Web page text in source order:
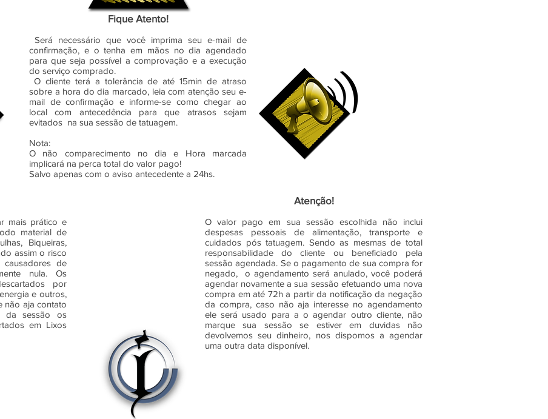
Fique Atento!
Será necessário que você imprima seu e-mail de
confirmação, e o tenha em mãos no dia agendado
para que seja possível a comprovação e a execução
do serviço comprado.
O cliente terá a tolerância de até 15min de atraso
sobre a hora do dia marcado, leia com atenção seu e-
mail de confirmação e informe-se como chegar ao
local com antecedência para que atrasos sejam
evitados na sua sessão de tatuagem.
Nota:
O não comparecimento no dia e Hora marcada
implicará na perca total do valor pago!
Salvo apenas com o aviso antecedente a 24hs.
mais prático e
material de
Biqueiras,
assim o risco
de
nula. Os
por
e outros,
não aja contato
da sessão os
em Lixos
Atenção!
O valor pago em sua sessão escolhida não inclui
despesas pessoais de alimentação, transporte e
cuidados pós tatuagem. Sendo as mesmas de total
responsabilidade do cliente ou beneficiado pela
sessão agendada. Se o pagamento de sua compra for
negado, o agendamento será anulado, você poderá
agendar novamente a sua sessão efetuando uma nova
compra em até 72h a partir da notificação da negação
da compra, caso não aja interesse no agendamento
ele será usado para a o agendar outro cliente, não
marque sua sessão se estiver em duvidas não
devolvemos seu dinheiro, nos dispomos a agendar
uma outra data disponível.